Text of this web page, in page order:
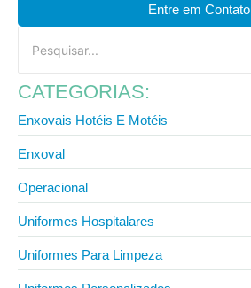
Entre em Contato
CATEGORIAS:
Enxovais Hotéis E Motéis
Enxoval
Operacional
Uniformes Hospitalares
Uniformes Para Limpeza